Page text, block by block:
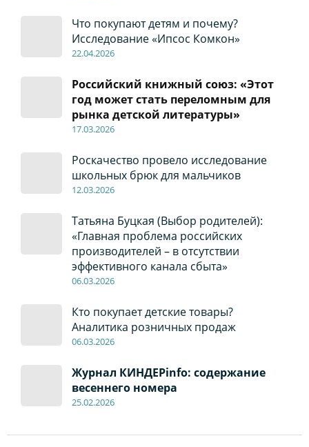
Что покупают детям и почему?
Исследование «Ипсос Комкон»
22.04.2026
Российский книжный союз: «Этот
год может стать переломным для
рынка детской литературы»
17.03.2026
Роскачество провело исследование
школьных брюк для мальчиков
12.03.2026
Татьяна Буцкая (Выбор родителей):
«Главная проблема российских
производителей – в отсутствии
эффективного канала сбыта»
06.03.2026
Кто покупает детские товары?
Аналитика розничных продаж
06.03.2026
Журнал КИНДЕРinfo: содержание
весеннего номера
25.02.2026